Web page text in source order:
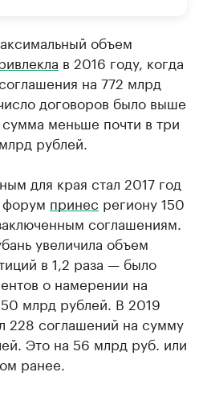
объем
в 2016 году, когда
на 772 млрд
договоров было выше
меньше почти в три
рублей.
для края стал 2017 год
принес региону 150
соглашениям.
увеличила объем
в 1,2 раза — было
о намерении на
млрд рублей. В 2019
228 соглашений на сумму
Это на 56 млрд руб. или
ранее.